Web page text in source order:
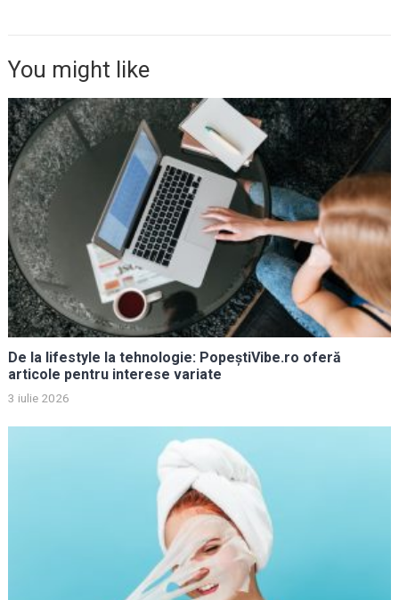
You might like
De la lifestyle la tehnologie: PopeștiVibe.ro oferă
articole pentru interese variate
3 iulie 2026